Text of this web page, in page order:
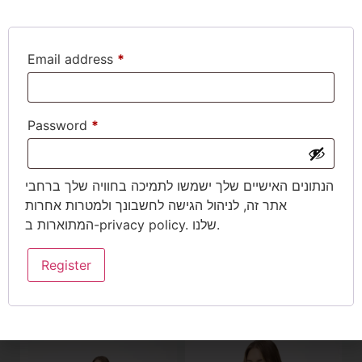
באתר מקבלים מגוון
אמצעי תשלום:
משלוחים
מוצרים נוספים שגם תאהבו
Email address *
Password *
הנתונים האישיים שלך ישמשו לתמיכה בחוויה שלך ברחבי
אתר זה, לניהול הגישה לחשבונך ולמטרות אחרות
המתוארות ב-privacy policy . שלנו.
Register